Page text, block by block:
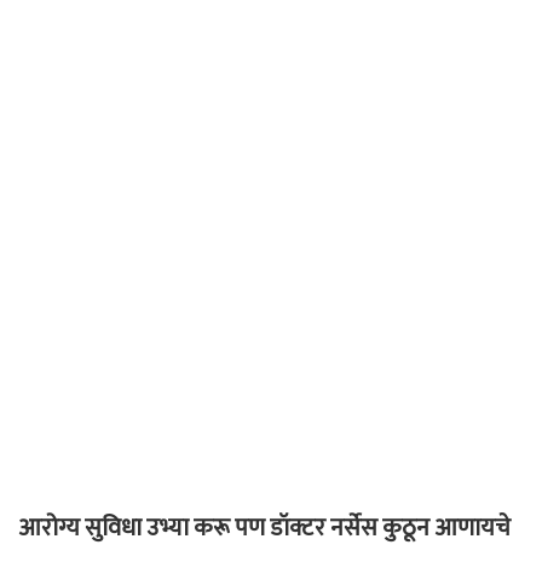
आरोग्य सुविधा उभ्या करू पण डॉक्टर नर्सेस कुठून आणायचे